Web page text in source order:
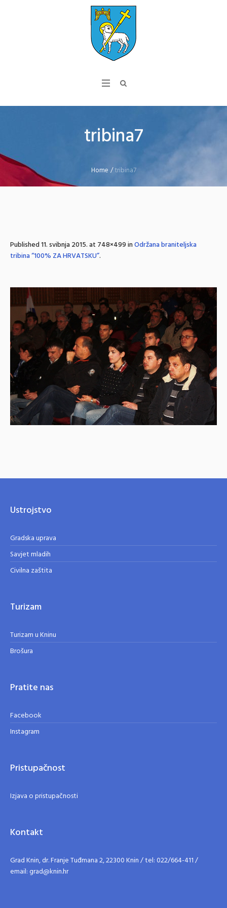
tribina7
Home /tribina7
Published11. svibnja 2015.at 748×499 inOdržana braniteljska
tribina “100% ZA HRVATSKU”.
Ustrojstvo
Gradska uprava
Savjet mladih
Civilna zaštita
Turizam
Turizam u Kninu
Brošura
Pratite nas
Facebook
Instagram
Pristupačnost
Izjava o pristupačnosti
Kontakt
Grad Knin, dr. Franje Tuđmana 2, 22300 Knin / tel: 022/664-411 /
email: grad@knin.hr